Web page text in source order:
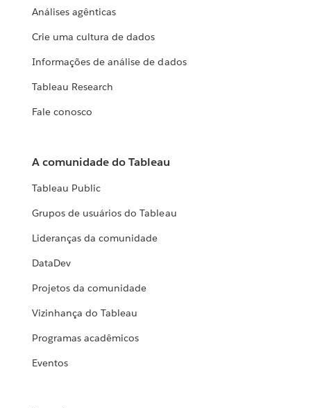
Análises agênticas
Crie uma cultura de dados
Informações de análise de dados
Tableau Research
Fale conosco
A comunidade do Tableau
Tableau Public
Grupos de usuários do Tableau
Lideranças da comunidade
DataDev
Projetos da comunidade
Vizinhança do Tableau
Programas acadêmicos
Eventos